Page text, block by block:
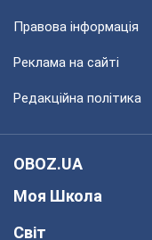
Правова інформація
Реклама на сайті
Редакційна політика
OBOZ.UA
Моя Школа
Світ